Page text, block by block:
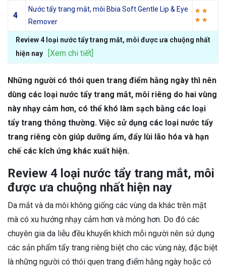
4
Nước tẩy trang mắt, môi Bbia Soft Gentle Lip & Eye
Remover
Review 4 loại nước tẩy trang mắt, môi được ưa chuộng nhất
hiện nay
[Xem chi tiết]
Những người có thói quen trang điểm hằng ngày thì nên
dùng các loại nước tẩy trang mắt, môi riêng do hai vùng
này nhạy cảm hơn, có thể khó làm sạch bằng các loại
tẩy trang thông thường. Việc sử dụng các loại nước tẩy
trang riêng còn giúp dưỡng ẩm, đẩy lùi lão hóa và hạn
chế các kích ứng khác xuất hiện.
Review 4 loại nước tẩy trang mắt, môi
được ưa chuộng nhất hiện nay
Da mắt và da môi không giống các vùng da khác trên mặt
mà có xu hướng nhạy cảm hơn và mỏng hơn. Do đó các
chuyên gia da liễu đều khuyến khích mỗi người nên sử dụng
các sản phẩm tẩy trang riêng biệt cho các vùng này, đặc biệt
là những người có thói quen trang điểm hằng ngày hoặc có